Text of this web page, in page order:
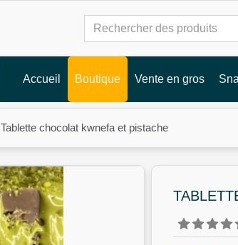
Accueil Boutique Vente en gros
Tablette chocolat kwnefa et pistache